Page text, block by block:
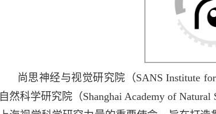
尚思神经与视觉研究院（SANS Institute
自然科学研究院（Shanghai Academy of